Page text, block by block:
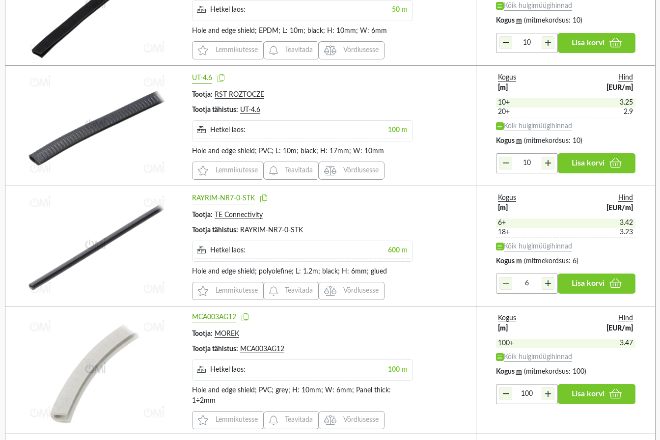
3.2MM (1) 1.5MM (1)
Hetkel laos: 50m
Hole and edge shield; EPDM; L: 10m; black; H: 10mm; W: 6mm
Lemmikutesse Teavitada Võrdlusesse
Kõik hulgimüügihinnad
Kogus m (mitmekordsus: 10)
Lisa korvi
UT-4.6
Tootja: RST ROZTOCZE
Tootja tähistus: UT-4.6
Hetkel laos: 100m
Hole and edge shield; PVC; L: 10m; black; H: 17mm; W: 10mm
Lemmikutesse Teavitada Võrdlusesse
Kogus
[m]
Hind
[EUR/m]
10+
3.25
20+
2.9
Kõik hulgimüügihinnad
Kogus m (mitmekordsus: 10)
Lisa korvi
RAYRIM-NR7-0-STK
Tootja: TE Connectivity
Tootja tähistus: RAYRIM-NR7-0-STK
Hetkel laos: 600m
Hole and edge shield; polyolefine; L: 1.2m; black; H: 6mm; glued
Lemmikutesse Teavitada Võrdlusesse
Kogus
[m]
Hind
[EUR/m]
6+
3.42
18+
3.23
Kõik hulgimüügihinnad
Kogus m (mitmekordsus: 6)
Lisa korvi
MCA003AG12
Tootja: MOREK
Tootja tähistus: MCA003AG12
Hetkel laos: 100m
Hole and edge shield; PVC; grey; H: 10mm; W: 6mm; Panel thick:
1÷2mm
Lemmikutesse Teavitada Võrdlusesse
Kogus
[m]
Hind
[EUR/m]
100+
3.47
Kõik hulgimüügihinnad
Kogus m (mitmekordsus: 100)
Lisa korvi